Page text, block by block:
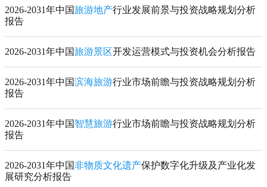
2026-2031年中国旅游地产行业发展前景与投资战略规划分析
报告
2026-2031年中国旅游景区开发运营模式与投资机会分析报告
2026-2031年中国滨海旅游行业市场前瞻与投资战略规划分析
报告
2026-2031年中国 智慧旅游行业市场前瞻与投资战略规划分析
报告
2026-2031年中国非物质文化遗产保护数字化升级及产业化发
展研究分析报告